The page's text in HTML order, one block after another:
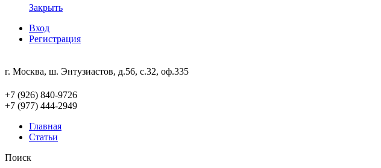
Закрыть
Вход
Регистрация
г. Москва, ш. Энтузиастов, д.56, с.32, оф.335
+7 (926) 840-9726
+7 (977) 444-2949
Главная
Статьи
Поиск